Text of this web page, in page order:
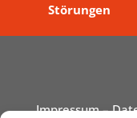
Störungen
Impressum–